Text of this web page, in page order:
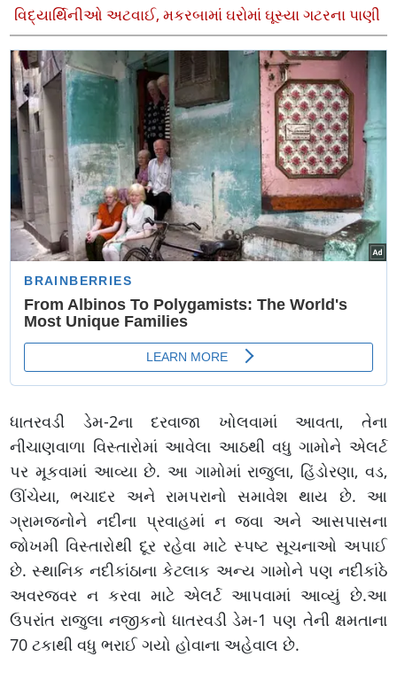
વિદ્યાર્થિનીઓ અટવાઈ, મકરબામાં ઘરોમાં ઘૂસ્યા ગટરના પાણી
ધાતરવડી ડેમ-2ના દરવાજા ખોલવામાં આવતા, તેના
નીચાણવાળા વિસ્તારોમાં આવેલા આઠથી વધુ ગામોને એલર્ટ
પર મૂકવામાં આવ્યા છે. આ ગામોમાં રાજુલા, હિંડોરણા, વડ,
ઊંચેયા, ભચાદર અને રામપરાનો સમાવેશ થાય છે. આ
ગ્રામજનોને નદીના પ્રવાહમાં ન જવા અને આસપાસના
જોખમી વિસ્તારોથી દૂર રહેવા માટે સ્પષ્ટ સૂચનાઓ અપાઈ
છે. સ્થાનિક નદીકાંઠાના કેટલાક અન્ય ગામોને પણ નદીકાંઠે
અવરજવર ન કરવા માટે એલર્ટ આપવામાં આવ્યું છે.આ
ઉપરાંત રાજુલા નજીકનો ધાતરવડી ડેમ-1 પણ તેની ક્ષમતાના
70 ટકાથી વધુ ભરાઈ ગયો હોવાના અહેવાલ છે.